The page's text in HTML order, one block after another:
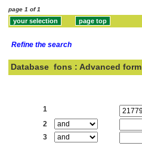
page 1 of 1
Refine the search
Database fons : Advanced form
1
2
3